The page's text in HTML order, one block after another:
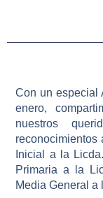
Con un especial
enero,
nuestros
reconocimientos
Inicial a la
Primaria a la
Media General a